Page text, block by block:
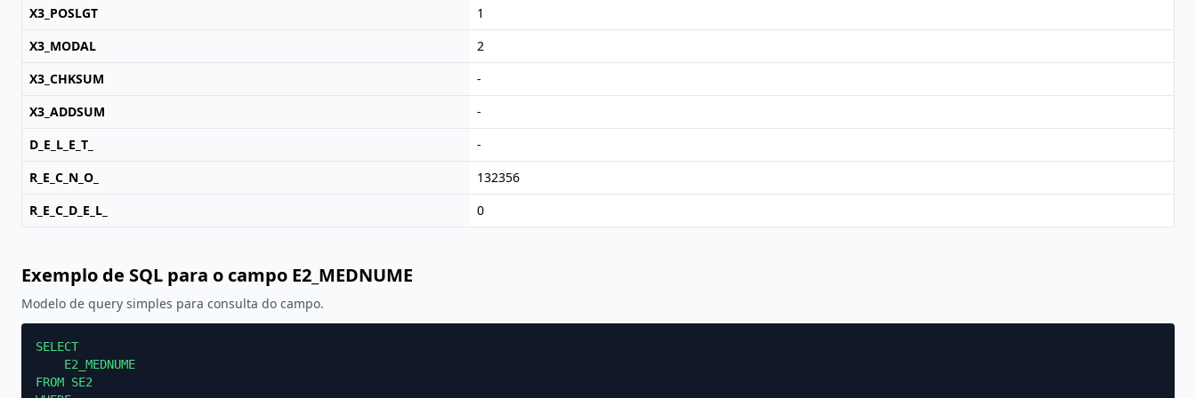
X3_POSLGT
1
X3_MODAL
2
X3_CHKSUM
-
X3_ADDSUM
-
D_E_L_E_T_
-
R_E_C_N_O_
132356
R_E_C_D_E_L_
0
Exemplo de SQL para o campo E2_MEDNUME
Modelo de query simples para consulta do campo.
SELECT
    E2_MEDNUME
FROM SE2